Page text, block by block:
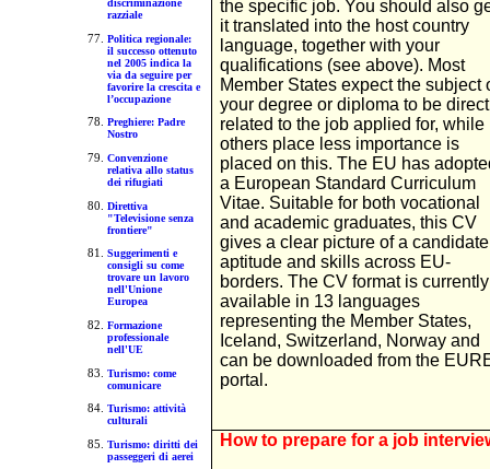
discriminazione
razziale
Politica regionale:
il successo ottenuto
nel 2005 indica la
via da seguire per
favorire la crescita e
l’occupazione
Preghiere: Padre
Nostro
Convenzione
relativa allo status
dei rifugiati
Direttiva
"Televisione senza
frontiere"
Suggerimenti e
consigli su come
trovare un lavoro
nell'Unione
Europea
Formazione
professionale
nell'UE
Turismo: come
comunicare
Turismo: attività
culturali
Turismo: diritti dei
passeggeri di aerei
the specific job. You should also
it translated into the host country
language, together with your
qualifications (see above). Most
Member States expect the subject
your degree or diploma to be
related to the job applied for, while
others place less importance is
placed on this. The EU has
a European Standard Curriculum
Vitae. Suitable for both vocational
and academic graduates, this CV
gives a clear picture of a
aptitude and skills across EU-
borders. The CV format is currently
available in 13 languages
representing the Member States,
Iceland, Switzerland, Norway and
can be downloaded from the
portal.
How to prepare for a job